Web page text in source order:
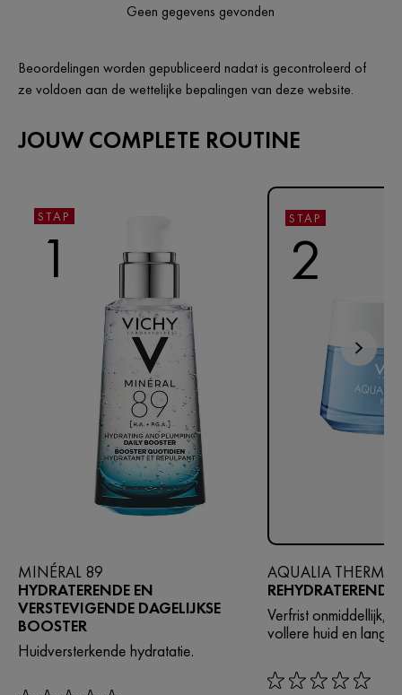
Geen gegevens gevonden
Beoordelingen worden gepubliceerd nadat is gecontroleerd of
ze voldoen aan de wettelijke bepalingen van deze website.
JOUW COMPLETE ROUTINE
STAP
1
MINÉRAL 89
HYDRATERENDE EN
VERSTEVIGENDE DAGELIJKSE
BOOSTER
Huidversterkende hydratatie.
STAP
2
AQUALIA THERMAL
Verfrist onmiddellijk,
vollere huid en
rating: 0 out of 5